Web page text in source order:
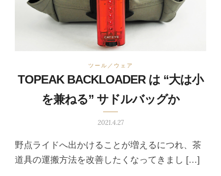
ツール／ウェア
TOPEAK BACKLOADER は “大は小
を兼ねる” サドルバッグか
2021.4.27
野点ライドへ出かけることが増えるにつれ、茶
道具の運搬方法を改善したくなってきまし […]